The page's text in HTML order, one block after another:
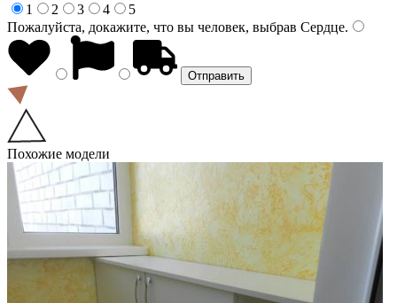
1
2 3 4
5
Пожалуйста, докажите, что вы человек, выбрав Сердце.
Похожие модели